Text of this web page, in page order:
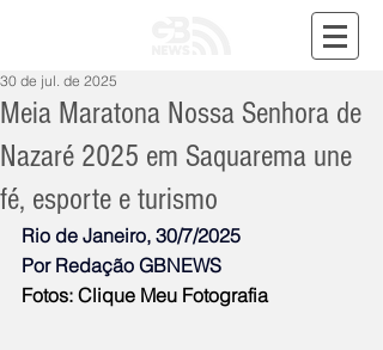
Meia Maratona Nossa Senhora de
Nazaré 2025 em Saquarema une
fé, esporte e turismo
30 de jul. de 2025
Rio de Janeiro, 30/7/2025
Por Redação GBNEWS
Fotos: Clique Meu Fotografia